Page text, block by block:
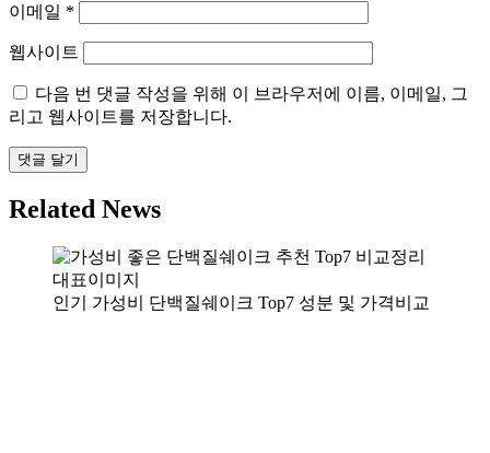
이메일 *
웹사이트
다음 번 댓글 작성을 위해 이 브라우저에 이름, 이메일, 그
리고 웹사이트를 저장합니다.
Related News
인기 가성비 단백질쉐이크 Top7 성분 및 가격비교